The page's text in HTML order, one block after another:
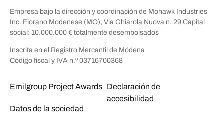
Empresa bajo la dirección y coordinación de Mohawk Industries
Inc. Fiorano Modenese (MO), Via Ghiarola Nuova n. 29 Capital
social: 10.000.000 € totalmente desembolsados
Inscrita en el Registro Mercantil de Módena
Código fiscal y IVA n.º 03716700368
Emilgroup Project Awards
Datos de la sociedad
Declaración de
accesibilidad